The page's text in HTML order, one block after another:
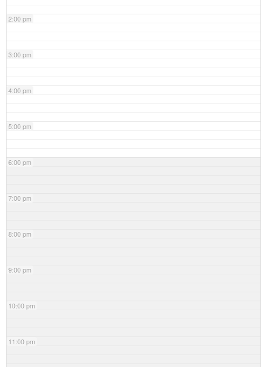
2:00 pm
3:00 pm
4:00 pm
5:00 pm
6:00 pm
7:00 pm
8:00 pm
9:00 pm
10:00 pm
11:00 pm